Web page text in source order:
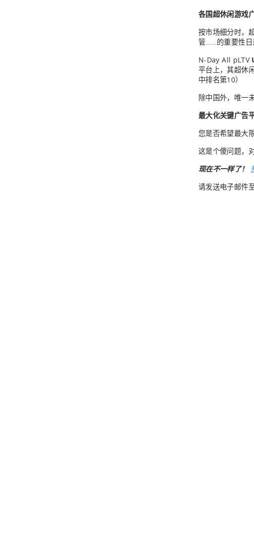
各国超休闲游戏
按市场细分时，
管……的重要性
N-Day All pLTV
平台上，其超休
中排名第10）
除中国外，唯一
最大化关键广告
您是否希望最大
这是个傻问题，
现在不一样了！
请发送电子邮件